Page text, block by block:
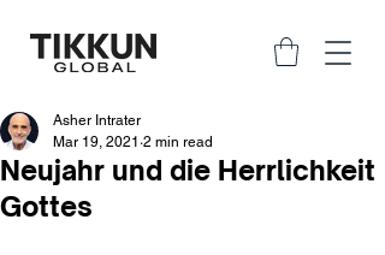
Neujahr und die Herrlichkeit
Gottes
Asher Intrater
Mar 19, 2021 2 min read